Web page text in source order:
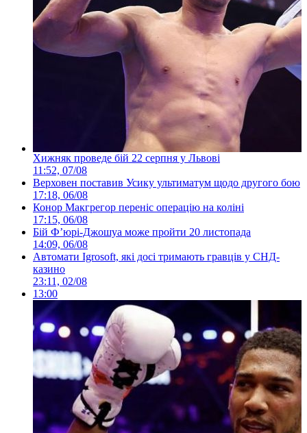
Хижняк проведе бій 22 серпня у Львові
11:52, 07/08
Верховен поставив Усику ультиматум щодо другого бою
17:18, 06/08
Конор Макгрегор переніс операцію на коліні
17:15, 06/08
Бій Ф’юрі-Джошуа може пройти 20 листопада
14:09, 06/08
Автомати Igrosoft, які досі тримають гравців у СНД-
казино
23:11, 02/08
13:00